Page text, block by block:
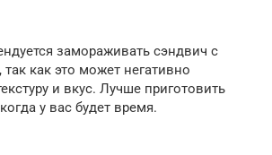
замораживать сэндвич с
как это может негативно
и вкус. Лучше приготовить
у вас будет время.